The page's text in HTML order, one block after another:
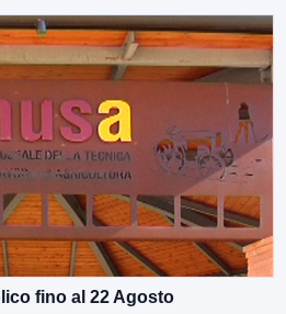
fino al 22 Agosto